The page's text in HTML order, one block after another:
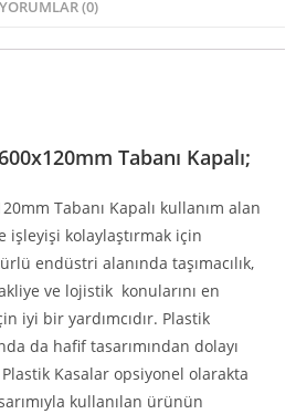
YORUMLAR (0)
Tabanı Kapalı;
Tabanı Kapalı kullanım alan
işleyişi kolaylaştırmak için
endüstri alanında taşımacılık,
ve lojistik konularını en
iyi bir yardımcıdır. Plastik
da hafif tasarımından dolayı
Plastik Kasalar opsiyonel olarakta
kullanılan ürünün